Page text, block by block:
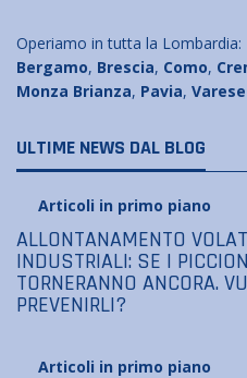
Operiamo in tutta la Lombardia:
Bergamo, Brescia, Como,
Monza Brianza, Pavia, Varese
ULTIME NEWS DAL BLOG
Articoli in primo piano
ALLONTANAMENTO
INDUSTRIALI: SE I
TORNERANNO ANCORA.
PREVENIRLI?
Articoli in primo piano